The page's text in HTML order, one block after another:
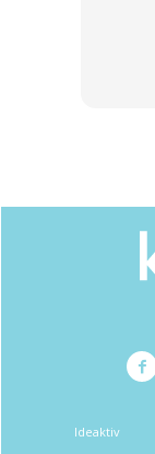
Anda
Ideaktiv